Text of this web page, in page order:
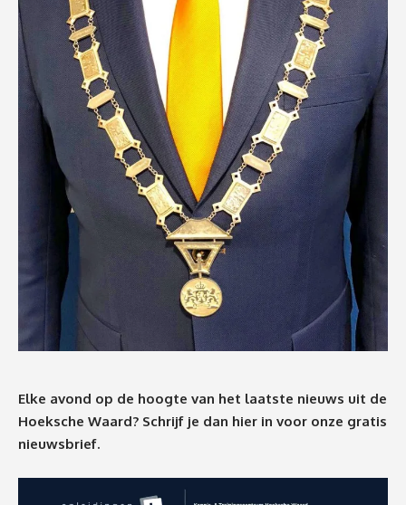
Elke avond op de hoogte van het laatste nieuws uit de
Hoeksche Waard? Schrijf je dan hier in voor onze gratis
nieuwsbrief.